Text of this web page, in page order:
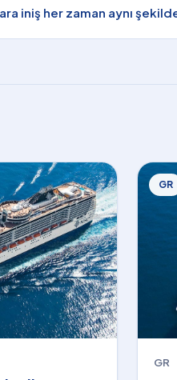
iniş her zaman aynı
GR
GR